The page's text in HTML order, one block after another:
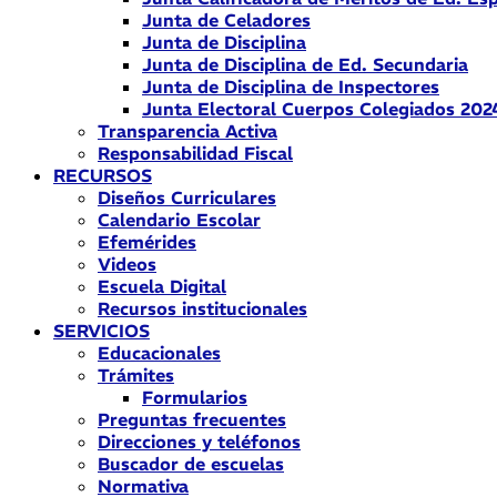
Junta de Celadores
Junta de Disciplina
Junta de Disciplina de Ed. Secundaria
Junta de Disciplina de Inspectores
Junta Electoral Cuerpos Colegiados
Transparencia Activa
Responsabilidad Fiscal
RECURSOS
Diseños Curriculares
Calendario Escolar
Efemérides
Videos
Escuela Digital
Recursos institucionales
SERVICIOS
Educacionales
Trámites
Formularios
Preguntas frecuentes
Direcciones y teléfonos
Buscador de escuelas
Normativa